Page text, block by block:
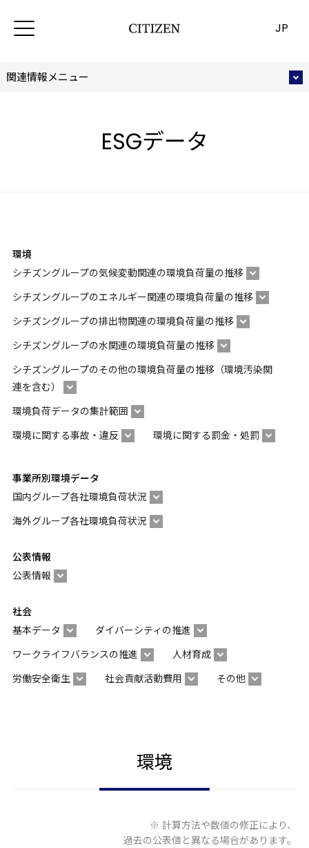
JP
関連情報メニュー
ESGデータ
環境
シチズングループの気候変動関連の環境負荷量の推移
シチズングループのエネルギー関連の環境負荷量の推移
シチズングループの排出物関連の環境負荷量の推移
シチズングループの水関連の環境負荷量の推移
シチズングループのその他の環境負荷量の推移（環境汚染関
連を含む）
環境負荷データの集計範囲
環境に関する事故・違反
環境に関する罰金・処罰
事業所別環境データ
国内グループ各社環境負荷状況
海外グループ各社環境負荷状況
公表情報
公表情報
社会
基本データ
ダイバーシティの推進
ワークライフバランスの推進
人材育成
労働安全衛生
社会貢献活動費用 その他
環境
※ 計算方法や数値の修正により、
過去の公表値と異なる場合があります。